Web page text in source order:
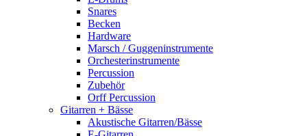
Snares
Becken
Hardware
Marsch / Guggeninstrumente
Orchesterinstrumente
Percussion
Zubehör
Orff Percussion
Gitarren + Bässe
Akustische Gitarren/Bässe